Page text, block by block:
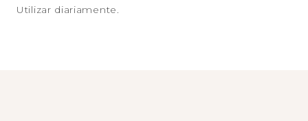
Utilizar diariamente.